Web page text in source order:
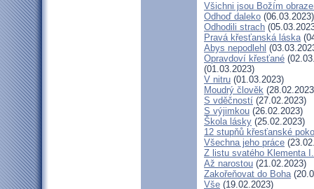
Všichni jsou Božím
Odhoď daleko (06.03.2023)
Odhodili strach
Pravá křesťanská láska
Abys nepodlehl
Opravdoví křesťané
(01.03.2023)
V nitru (01.03.2023)
Moudrý člověk
S vděčností (27.02.2023)
S výjimkou (26.02.2023)
Škola lásky (25.02.2023)
12 stupňů křesťanské
Všechna jeho práce
Z listu svatého Klementa I.
Až narostou (21.02.2023)
Zakořeňovat do Boha
Vše (19.02.2023)